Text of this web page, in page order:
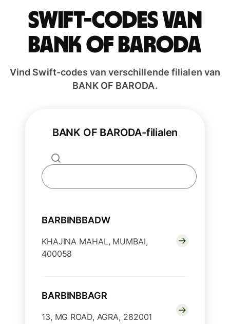
Swift-codes van
BANK OF BARODA
Vind Swift-codes van verschillende filialen van
BANK OF BARODA.
BANK OF BARODA-filialen
BARBINBBADW
KHAJINA MAHAL, MUMBAI,
400058
BARBINBBAGR
13, MG ROAD, AGRA, 282001